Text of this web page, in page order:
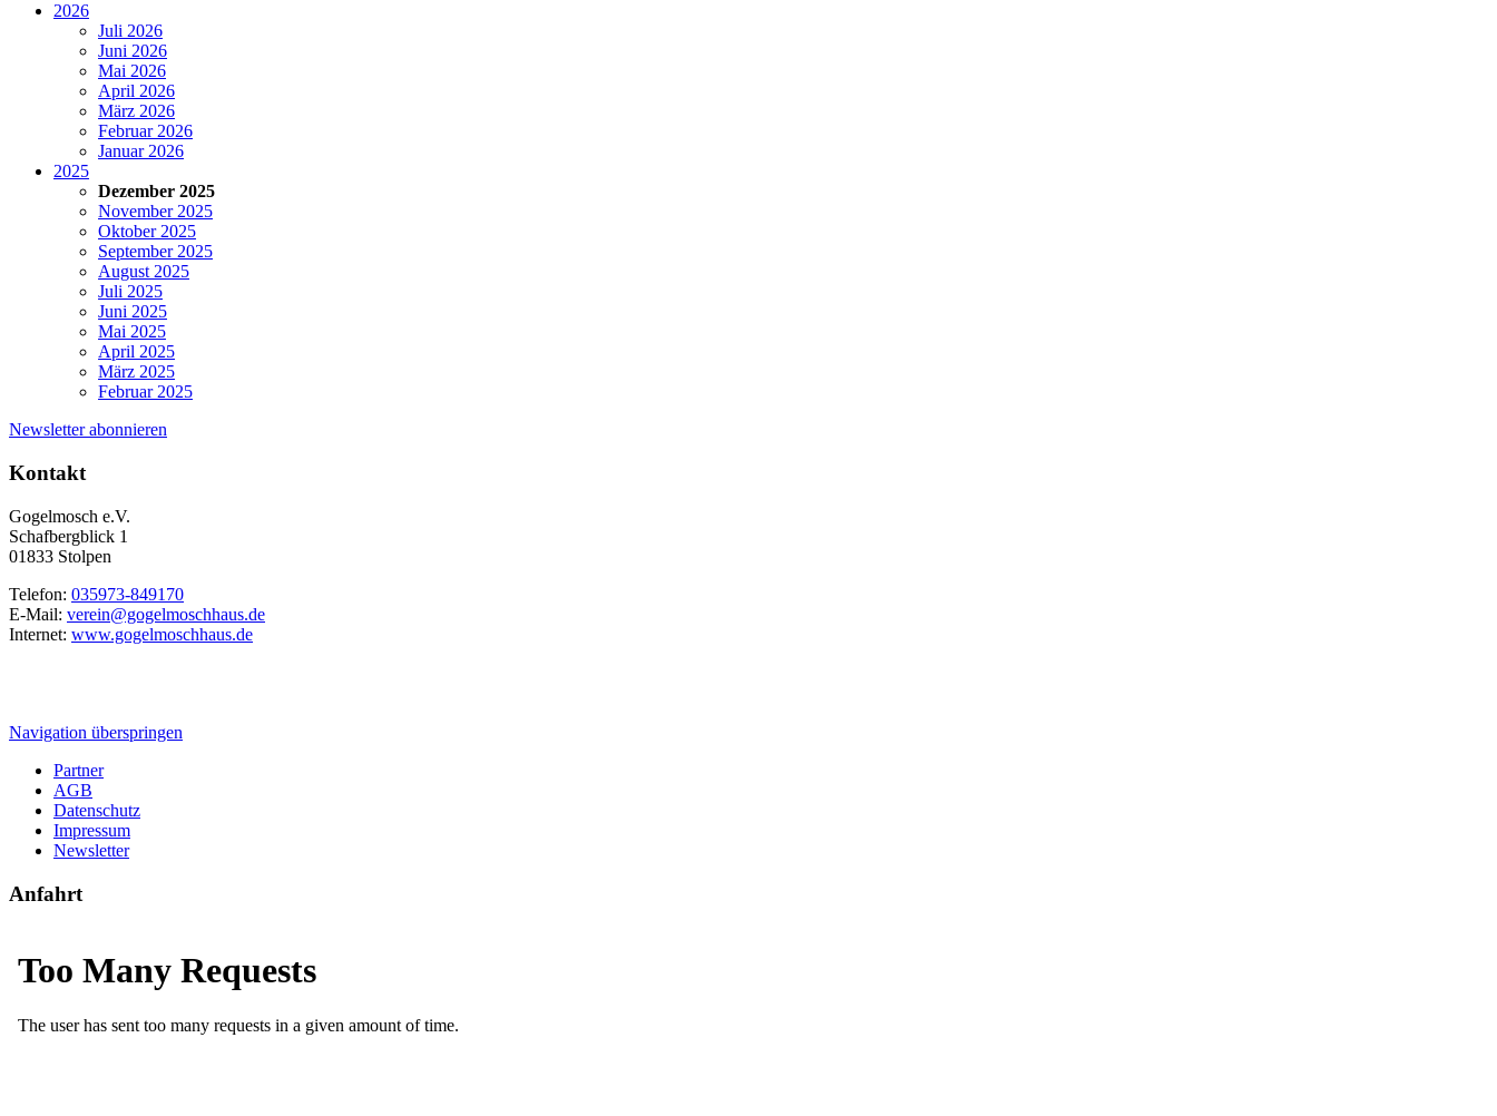
2026
Juli 2026
Juni 2026
Mai 2026
April 2026
März 2026
Februar 2026
Januar 2026
2025
Dezember 2025
November 2025
Oktober 2025
September 2025
August 2025
Juli 2025
Juni 2025
Mai 2025
April 2025
März 2025
Februar 2025
Newsletter abonnieren
Kontakt
Gogelmosch e.V.
Schafbergblick 1
01833 Stolpen
Telefon: 035973-849170
E-Mail: verein@gogelmoschhaus.de
Internet: www.gogelmoschhaus.de
Navigation überspringen
Partner
AGB
Datenschutz
Impressum
Newsletter
Anfahrt